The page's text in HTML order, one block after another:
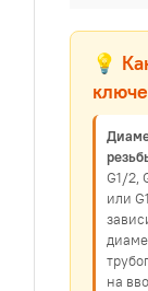
💡
G1/2,
или
на